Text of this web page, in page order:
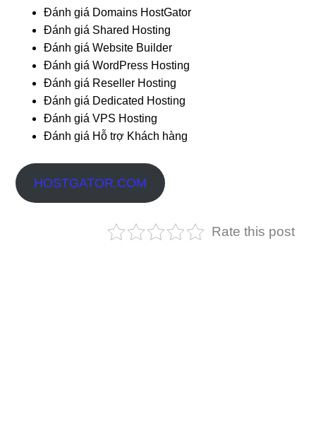
Đánh giá Domains HostGator
Đánh giá Shared Hosting
Đánh giá Website Builder
Đánh giá WordPress Hosting
Đánh giá Reseller Hosting
Đánh giá Dedicated Hosting
Đánh giá VPS Hosting
Đánh giá Hỗ trợ Khách hàng
HOSTGATOR.COM
Rate this post